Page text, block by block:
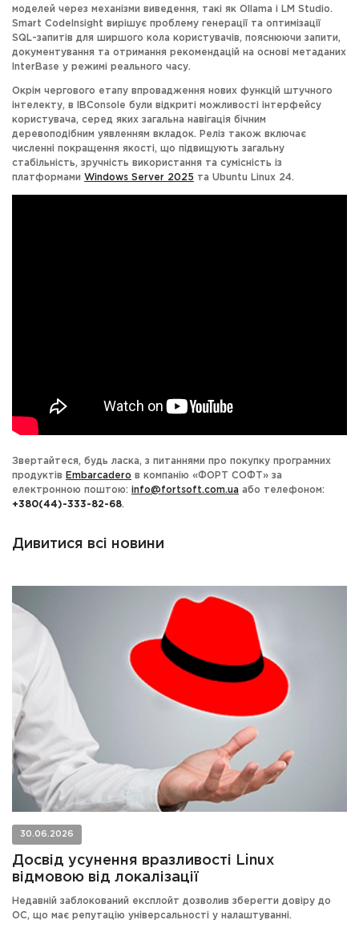
моделей через механізми виведення, такі як Ollama і LM Studio.
Smart CodeInsight вирішує проблему генерації та оптимізації
SQL-запитів для ширшого кола користувачів, пояснюючи запити,
документування та отримання рекомендацій на основі метаданих
InterBase у режимі реального часу.
Окрім чергового етапу впровадження нових функцій штучного
інтелекту, в IBConsole були відкриті можливості інтерфейсу
користувача, серед яких загальна навігація бічним
деревоподібним уявленням вкладок. Реліз також включає
численні покращення якості, що підвищують загальну
стабільність, зручність використання та сумісність із
платформами Windows Server 2025 та Ubuntu Linux 24.
Звертайтеся, будь ласка, з питаннями про покупку програмних
продуктів
Embarcadero в компанію «ФОРТ СОФТ» за
електронною поштою: info@fortsoft.com.ua або телефоном:
+380(44)-333-82-68.
Дивитися всі новини
30.06.2026
Досвід усунення вразливості Linux
відмовою від локалізації
Недавній заблокований експлойт дозволив зберегти довіру до
ОС, що має репутацію універсальності у налаштуванні.